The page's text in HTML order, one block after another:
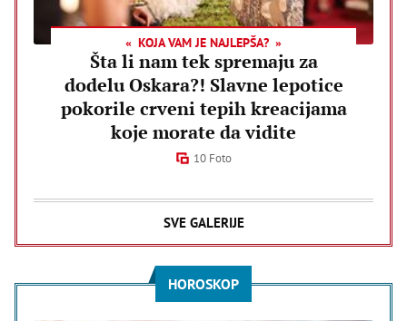
KOJA VAM JE NAJLEPŠA?
Šta li nam tek spremaju za
dodelu Oskara?! Slavne lepotice
pokorile crveni tepih kreacijama
koje morate da vidite
10 Foto
SVE GALERIJE
HOROSKOP